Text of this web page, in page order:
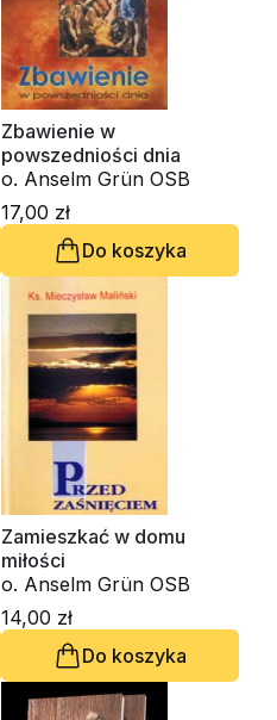
Zbawienie w
powszedniości dnia
o. Anselm Grün OSB
17,00 zł
Do koszyka
Zamieszkać w domu
miłości
o. Anselm Grün OSB
14,00 zł
Do koszyka